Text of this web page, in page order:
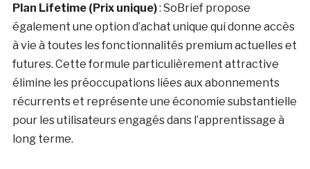
Plan Lifetime (Prix unique): SoBrief propose
également une option d’achat unique qui donne accès
à vie à toutes les fonctionnalités premium actuelles et
futures. Cette formule particulièrement attractive
élimine les préoccupations liées aux abonnements
récurrents et représente une économie substantielle
pour les utilisateurs engagés dans l’apprentissage à
long terme.